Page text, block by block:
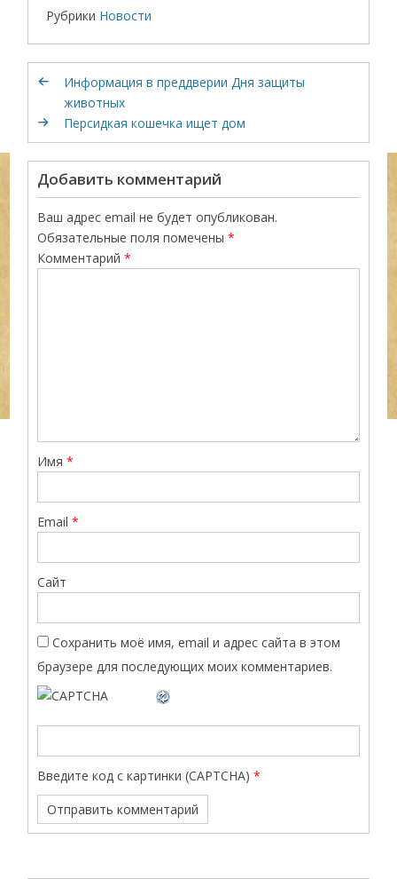
Рубрики Новости
Информация в преддверии Дня защиты
животных
Персидкая кошечка ищет дом
Добавить комментарий
Ваш адрес email не будет опубликован.
Обязательные поля помечены*
Комментарий*
Имя*
Email*
Сайт
Сохранить моё имя, email и адрес сайта в этом
браузере для последующих моих комментариев.
Введите код с картинки (CAPTCHA) *